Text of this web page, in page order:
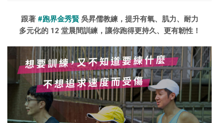
跟著#跑界金秀賢 吳昇儒教練，提升有氧、肌力、耐力
多元化的 12 堂晨間訓練，讓你跑得更持久、更有韌性！